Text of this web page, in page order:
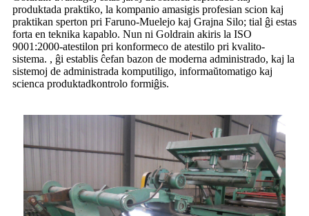
produktada praktiko, la kompanio amasigis profesian scion kaj
praktikan sperton pri Faruno-Muelejo kaj Grajna Silo; tial ĝi estas
forta en teknika kapablo. Nun ni Goldrain akiris la ISO
9001:2000-atestilon pri konformeco de atestilo pri kvalito-
sistema. , ĝi establis ĉefan bazon de moderna administrado, kaj la
sistemoj de administrada komputiligo, informaŭtomatigo kaj
scienca produktadkontrolo formiĝis.